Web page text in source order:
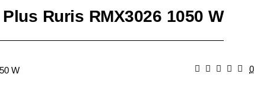
Ruris RMX3026 1050 W